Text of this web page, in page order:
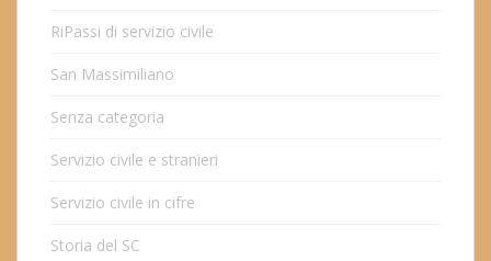
RiPassi di servizio civile
San Massimiliano
Senza categoria
Servizio civile e stranieri
Servizio civile in cifre
Storia del SC